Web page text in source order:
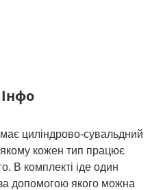
Інфо
циліндрово-сувальдний
кожен тип працює
В комплекті іде один
допомогою якого можна